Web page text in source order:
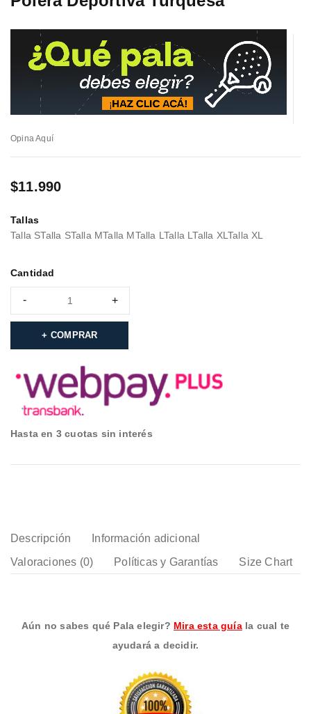
Opina Aquí
$11.990
Tallas
Talla STalla STalla MTalla MTalla LTalla LTalla XLTalla XL
Cantidad
COMPRAR
Hasta en 3 cuotas sin interés
Descripción
Información adicional
Valoraciones (0)
Políticas y Garantías Size Chart
Aún no sabes qué Pala elegir? Mira esta guíala cual te
ayudará a decidir.